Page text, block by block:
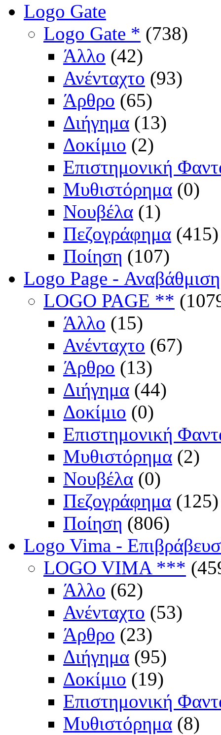
Logo Gate
Logo Gate * (738)
Άλλο (42)
Ανένταχτο (93)
Άρθρο (65)
Διήγημα (13)
Δοκίμιο (2)
Επιστημονική
Μυθιστόρημα (0)
Νουβέλα (1)
Πεζογράφημα (415)
Ποίηση (107)
Logo Page -
LOGO PAGE **
Άλλο (15)
Ανένταχτο (67)
Άρθρο (13)
Διήγημα (44)
Δοκίμιο (0)
Επιστημονική
Μυθιστόρημα (2)
Νουβέλα (0)
Πεζογράφημα (125)
Ποίηση (806)
Logo Vima -
LOGO VIMA ***
Άλλο (62)
Ανένταχτο (53)
Άρθρο (23)
Διήγημα (95)
Δοκίμιο (19)
Επιστημονική
Μυθιστόρημα (8)